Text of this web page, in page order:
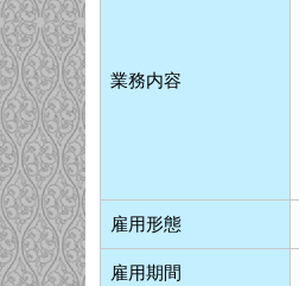
業務内容
雇用形態
雇用期間